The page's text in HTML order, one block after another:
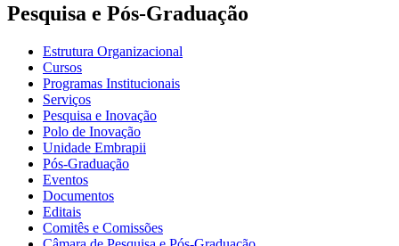
Pesquisa e Pós-Graduação
Estrutura Organizacional
Cursos
Programas Institucionais
Serviços
Pesquisa e Inovação
Polo de Inovação
Unidade Embrapii
Pós-Graduação
Eventos
Documentos
Editais
Comitês e Comissões